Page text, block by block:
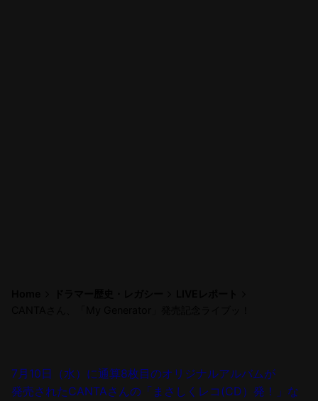
7月10日（水）に通算8枚目のオリジナルアルバムが
発売されたCANTAさんの 「まさしくレコ(CD）発！」な